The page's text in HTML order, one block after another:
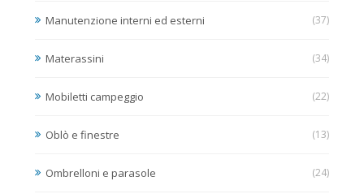
Manutenzione interni ed esterni (37)
Materassini (34)
Mobiletti campeggio (22)
Oblò e finestre (13)
Ombrelloni e parasole (24)